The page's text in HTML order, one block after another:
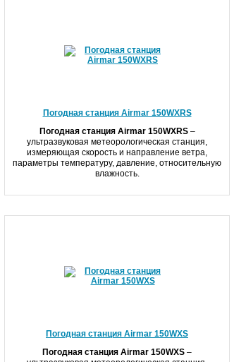
Погодная станция Airmar 150WXRS
Погодная станция Airmar 150WXRS–
ультразвуковая метеорологическая станция,
измеряющая скорость и направление ветра,
параметры температуру, давление, относительную
влажность.
Погодная станция Airmar 150WXS
Погодная станция Airmar 150WXS –